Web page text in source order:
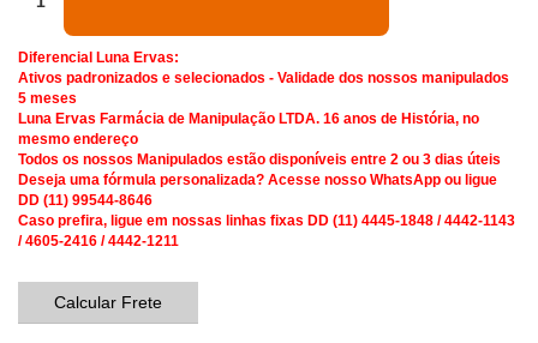
Diferencial Luna Ervas:
Ativos padronizados e selecionados - Validade dos nossos manipulados
5 meses
Luna Ervas Farmácia de Manipulação LTDA. 16 anos de História, no
mesmo endereço
Todos os nossos Manipulados estão disponíveis entre 2 ou 3 dias úteis
Deseja uma fórmula personalizada? Acesse nosso WhatsApp ou ligue
DD (11) 99544-8646
Caso prefira, ligue em nossas linhas fixas DD (11) 4445-1848 / 4442-1143
/ 4605-2416 / 4442-1211
Calcular Frete